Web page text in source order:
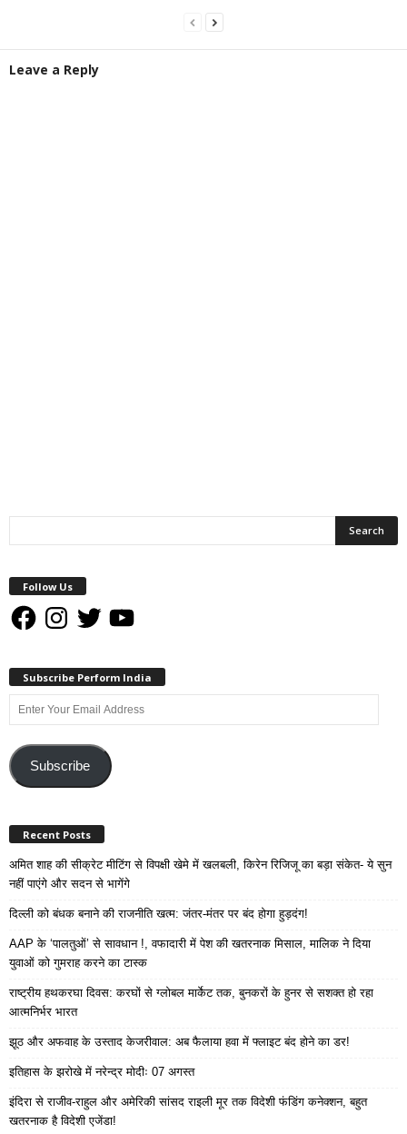
Leave a Reply
Follow Us
FacebookInstagram
Twitter YouTube
Subscribe Perform India
Enter
Your
AddressSubscribe
Recent Posts
अमित शाह की सीक्रेट मीटिंग से विपक्षी खेमे में खलबली, किरेन रिजिजू का बड़ा संकेत- ये सुन
नहीं पाएंगे और सदन से भागेंगे
दिल्ली को बंधक बनाने की राजनीति खत्म: जंतर-मंतर पर बंद होगा हुड़दंग!
AAP के ‘पालतुओं’ से सावधान !, वफादारी में पेश की खतरनाक मिसाल, मालिक ने दिया
युवाओं को गुमराह करने का टास्क
राष्ट्रीय हथकरघा दिवस: करघों से ग्लोबल मार्केट तक, बुनकरों के हुनर से सशक्त हो रहा
आत्मनिर्भर भारत
झूठ और अफवाह के उस्ताद केजरीवाल: अब फैलाया हवा में फ्लाइट बंद होने का डर!
इतिहास के झरोखे में नरेन्द्र मोदीः 07 अगस्त
इंदिरा से राजीव-राहुल और अमेरिकी सांसद राइली मूर तक विदेशी फंडिंग कनेक्शन, बहुत
खतरनाक है विदेशी एजेंडा!